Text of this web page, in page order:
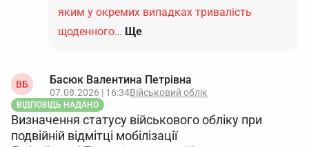
яким у окремих випадках тривалість
щоденного… Ще
ВБ Басюк Валентина Петрівна
07.08.2026 | 16:34Військовий облік
ВІДПОВІДЬ НАДАНО
Визначення статусу військового обліку при
подвійній відмітці мобілізації